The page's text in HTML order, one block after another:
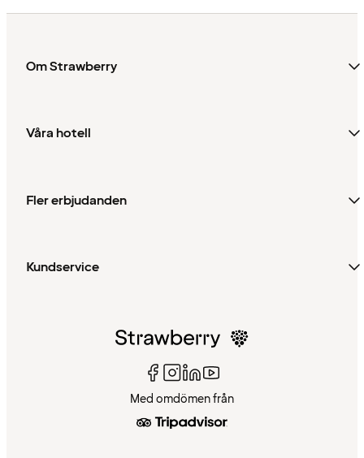
Om Strawberry
Våra hotell
Fler erbjudanden
Kundservice
Med omdömen från